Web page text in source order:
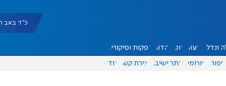
כ"ד באב תשפ"ו
ונדל"ן דעות אוכל יהדות הפקות וסיקורים
ספורט פורומים אתר ישיבה יצירת קשר עוד